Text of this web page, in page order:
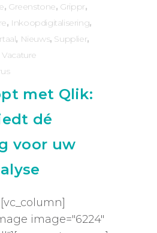
, Greenstone, Grippr,
, Inkoopdigitalisering,
, Nieuws, Supplier,
Vacature
met Qlik:
dé
voor uw
image="6224"